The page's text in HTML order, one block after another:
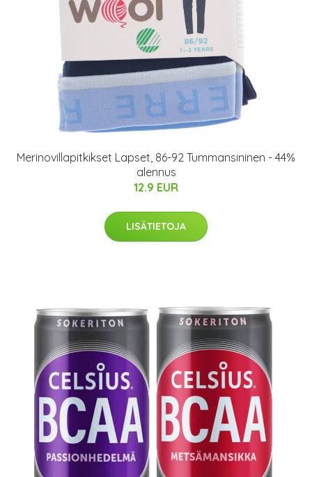
Merinovillapitkikset Lapset, 86-92 Tummansininen - 44%
alennus
12.9 EUR
LISÄTIETOJA